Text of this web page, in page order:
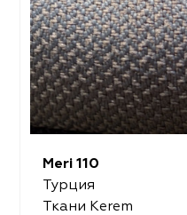
Meri 110
Турция
Ткани Kerem